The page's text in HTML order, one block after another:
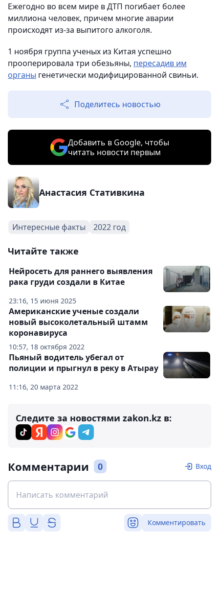
Ежегодно во всем мире в ДТП погибает более
миллиона человек, причем многие аварии
происходят из-за выпитого алкоголя.
1 ноября группа ученых из Китая успешно
прооперировала три обезьяны, пересадив им
органы генетически модифицированной свиньи.
Поделитесь новостью
Добавить в Google, чтобы
читать новости первым
Анастасия Стативкина
Интересные факты 2022 год
Читайте также
23:16, 15 июня 2025
Нейросеть для раннего выявления
рака груди создали в Китае
10:57, 18 октября 2022
Американские ученые создали
новый высоколетальный штамм
коронавируса
11:16, 20 марта 2022
Пьяный водитель убегал от
полиции и прыгнул в реку в Атырау
Следите за новостями zakon.kz в:
Комментарии 0 Вход
Комментировать